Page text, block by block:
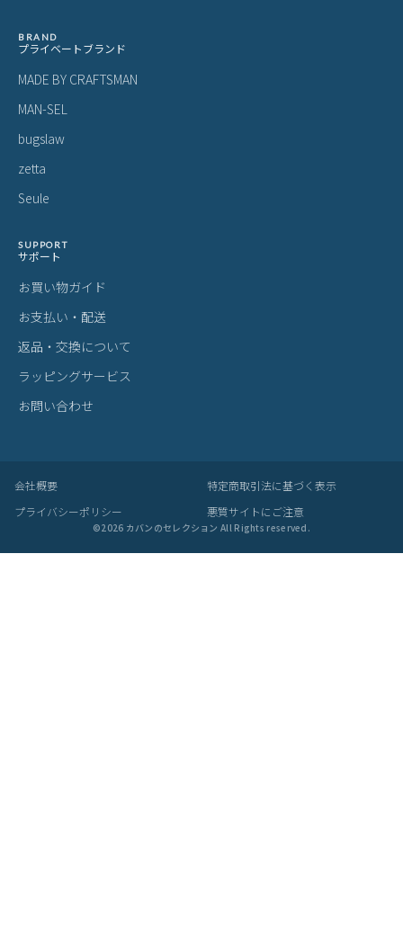
BRAND
プライベートブランド
MADE BY CRAFTSMAN
MAN-SEL
bugslaw
zetta
Seule
SUPPORT
サポート
お買い物ガイド
お支払い・配送
返品・交換について
ラッピングサービス
お問い合わせ
会社概要
特定商取引法に基づく表示
プライバシーポリシー
悪質サイトにご注意
©2026 カバンのセレクション All Rights reserved.